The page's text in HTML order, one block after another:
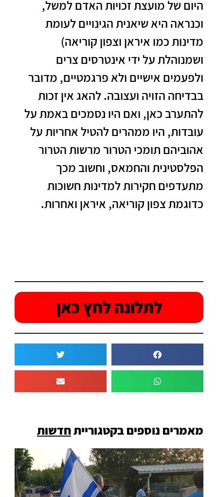
היום של מועצת זכויות האדם למשל,
וכנראה היא שיאנית הגינויים לעומת
מדינות כמו איראן וצפון קוריאה)
ושמנוהלת על ידי אינטרסים צרים
ולפעמים אישיים ולא פרגמטיים, מדובר
בבדיחה הזויה ועצובה. להאג אין זכות
להתערב כאן, ואם היו נסמכים באמת על
עובדות, היו ממהרים להטיל אחריות על
אהוביהם תומכי הטרור מרשות הטרור
הפלסטינית והחמאס, וחשוב מכך
מתעדפים חקירות למדינות חשוכות
כדוגמת צפון קוריאה, איראן ואחרות.
לתלונה לחץ כאן
מאמרים נוספים בקטגורייתחדשות